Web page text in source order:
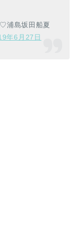
浦島坂田船夏
年6月27日